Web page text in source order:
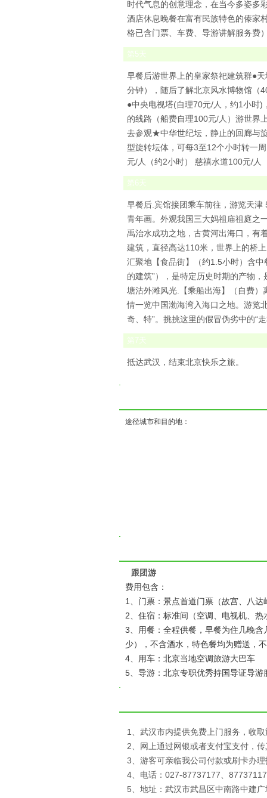
时代气息的创意理念，在当今多姿多
酒店休息晚餐在富有民族特色的傣家
格已含门票、车费、导游讲解服务费
第5天
早餐后游世界上的皇家祭祀建筑群●
分钟），随后了解北京风水博物馆（
●中央电视塔(自理70元/人，约1小时
的线路（船费自理100元/人）游世界
去参观★中华世纪坛，静止的回廊与
型旋转坛体，可每3至12个小时转一
元/人（约2小时） 慈禧水道100元/人
第6天
早餐后.宾馆接团乘车前往，游览天
青年画。外观我国三大妈祖庙祖庭
禹治水成功之地，古黄河出海口，有
建筑，直径高达110米，世界上的桥
汇聚地【食品街】（约1.5小时）含
的建筑”），是特定历史时期的产物
塘沽外滩风光.【乘船出海】（自费
情一览中国渤海湾入海口之地。游览
奇、特”。挑挑这里的假冒伪劣中的“
第7天
抵达武汉，结束北京快乐之旅。
途径城市和目的地：
跟团游
费用包含：
1、门票：景点首道门票（故宫、八
2、住宿：标准间（空调、电视机、热
3、用餐：全程供餐，早餐为住几晚
少），不含酒水，特色餐均为赠送，
4、用车：北京当地空调旅游大巴车
5、导游：北京专职优秀持国导证导游
1、武汉市内提供免费上门服务，收
2、网上通过网银或者支付宝支付，
3、游客可亲临我公司付款或刷卡办
4、电话：027-87737177、
5、地址：武汉市武昌区中南路中建